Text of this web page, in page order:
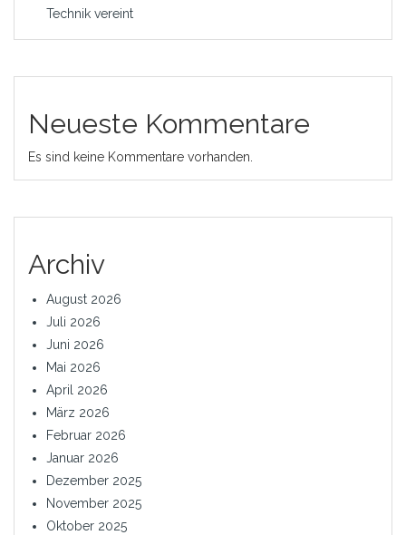
Technik vereint
Neueste Kommentare
Es sind keine Kommentare vorhanden.
Archiv
August 2026
Juli 2026
Juni 2026
Mai 2026
April 2026
März 2026
Februar 2026
Januar 2026
Dezember 2025
November 2025
Oktober 2025